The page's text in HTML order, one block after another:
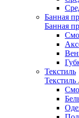
Банная
Банная
Текстиль
Текстиль